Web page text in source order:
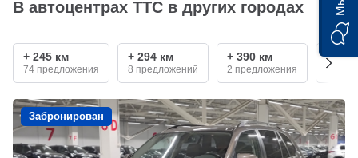
В автоцентрах ТТС в других городах
+ 245 км
74 предложения
+ 294 км
8 предложений
+ 390 км
2 предложения
+ 410
2
Забронирован